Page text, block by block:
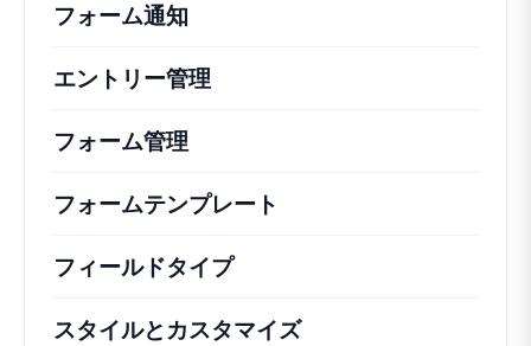
フォーム通知
エントリー管理
フォーム管理
フォームテンプレート
フィールドタイプ
スタイルとカスタマイズ